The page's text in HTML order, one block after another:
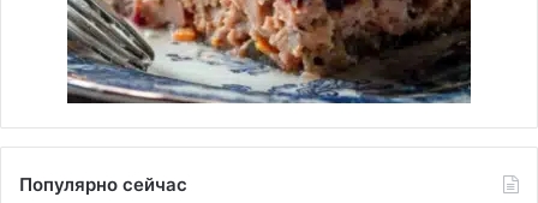
Популярно сейчас